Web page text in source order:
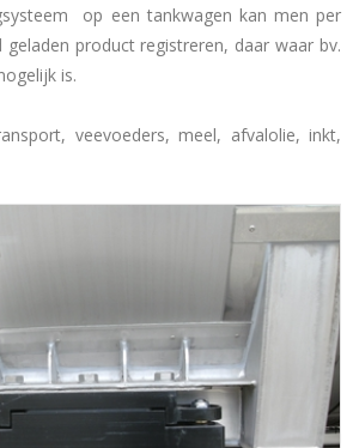
op een tankwagen kan men per
geladen product registreren, daar waar bv.
is.
veevoeders, meel, afvalolie, inkt,